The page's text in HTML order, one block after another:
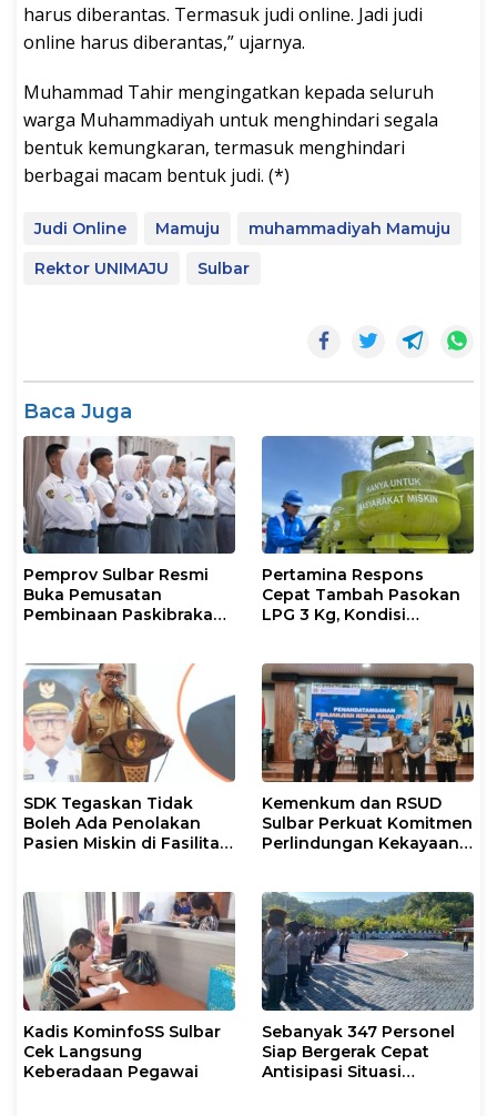
harus diberantas. Termasuk judi online. Jadi judi
online harus diberantas,” ujarnya.
Muhammad Tahir mengingatkan kepada seluruh
warga Muhammadiyah untuk menghindari segala
bentuk kemungkaran, termasuk menghindari
berbagai macam bentuk judi. (*)
Judi Online Mamuju
muhammadiyah Mamuju
Rektor UNIMAJU
Sulbar
Baca Juga
Pemprov Sulbar Resmi
Buka Pemusatan
Pembinaan Paskibraka
Pertamina Respons
Cepat Tambah Pasokan
LPG 3 Kg, Kondisi
SDK Tegaskan Tidak
Boleh Ada Penolakan
Pasien Miskin di Fasilitas
Kemenkum dan RSUD
Sulbar Perkuat Komitmen
Perlindungan Kekayaan
Kadis KominfoSS Sulbar
Cek Langsung
Keberadaan Pegawai
Sebanyak 347 Personel
Siap Bergerak Cepat
Antisipasi Situasi